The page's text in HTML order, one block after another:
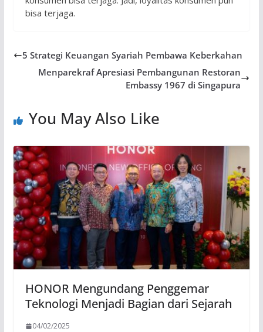
bisa terjaga.
5 Strategi Keuangan Syariah Pembawa Keberkahan
Menparekraf Apresiasi Pembangunan Restoran
Embassy 1967 di Singapura
You May Also Like
HONOR Mengundang Penggemar
Teknologi Menjadi Bagian dari Sejarah
04/02/2025